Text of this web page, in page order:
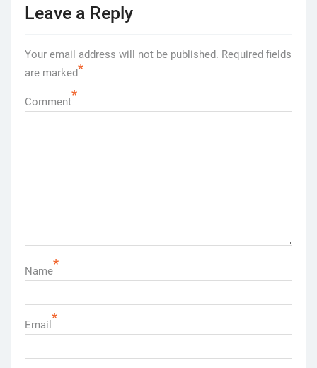
Leave a Reply
Your email address will not be published. Required fields
are marked*
Comment*
Name*
Email *